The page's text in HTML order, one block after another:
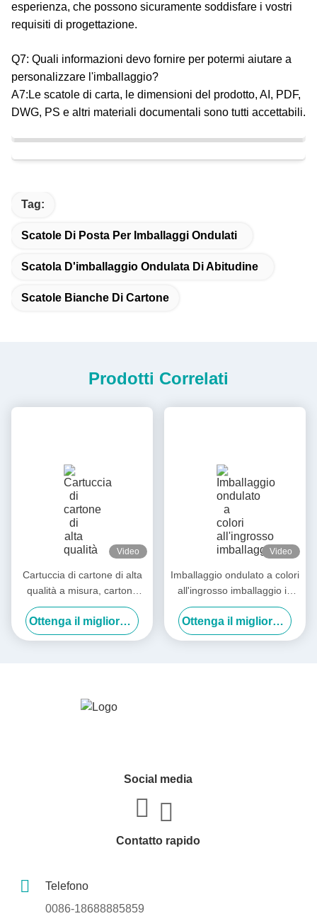
esperienza, che possono sicuramente soddisfare i vostri
requisiti di progettazione.
Q7: Quali informazioni devo fornire per potermi aiutare a
personalizzare l'imballaggio?
A7:Le scatole di carta, le dimensioni del prodotto, AI, PDF,
DWG, PS e altri materiali documentali sono tutti accettabili.
Tag:
Scatole Di Posta Per Imballaggi Ondulati
Scatola D'imballaggio Ondulata Di Abitudine
Scatole Bianche Di Cartone
Prodotti Correlati
Video
Cartuccia di cartone di alta
qualità a misura, cartone
ondulato, cartone di carta,
cartone di imballaggio,
cartone di spedizione
Ottenga il migliore prezzo
Video
Imballaggio ondulato a colori
all'ingrosso imballaggio in
carta
Ottenga il migliore prezzo
Social media
Contatto rapido
Telefono
0086-18688885859